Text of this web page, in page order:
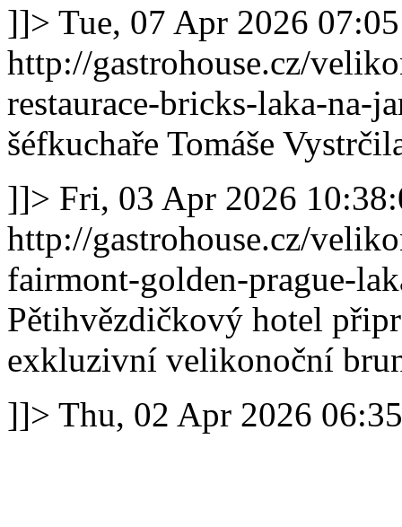
]]> Tue, 07 Apr 2026
http://gastrohouse.cz/
restaurace-bricks-laka-na-
šéfkuchaře Tomáše
]]> Fri, 03 Apr 2026
http://gastrohouse.cz/
fairmont-golden-prague-
Pětihvězdičkový hotel
exkluzivní velikonoční
]]> Thu, 02 Apr 2026